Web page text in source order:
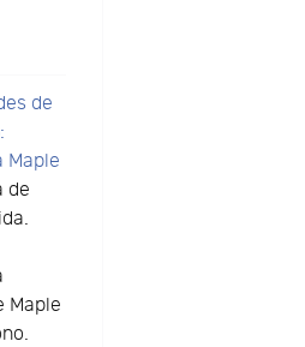
de
Maple
de
Maple